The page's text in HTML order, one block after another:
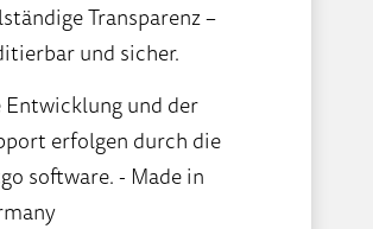
Transparenz –
und sicher.
Entwicklung und der
erfolgen durch die
software. - Made in